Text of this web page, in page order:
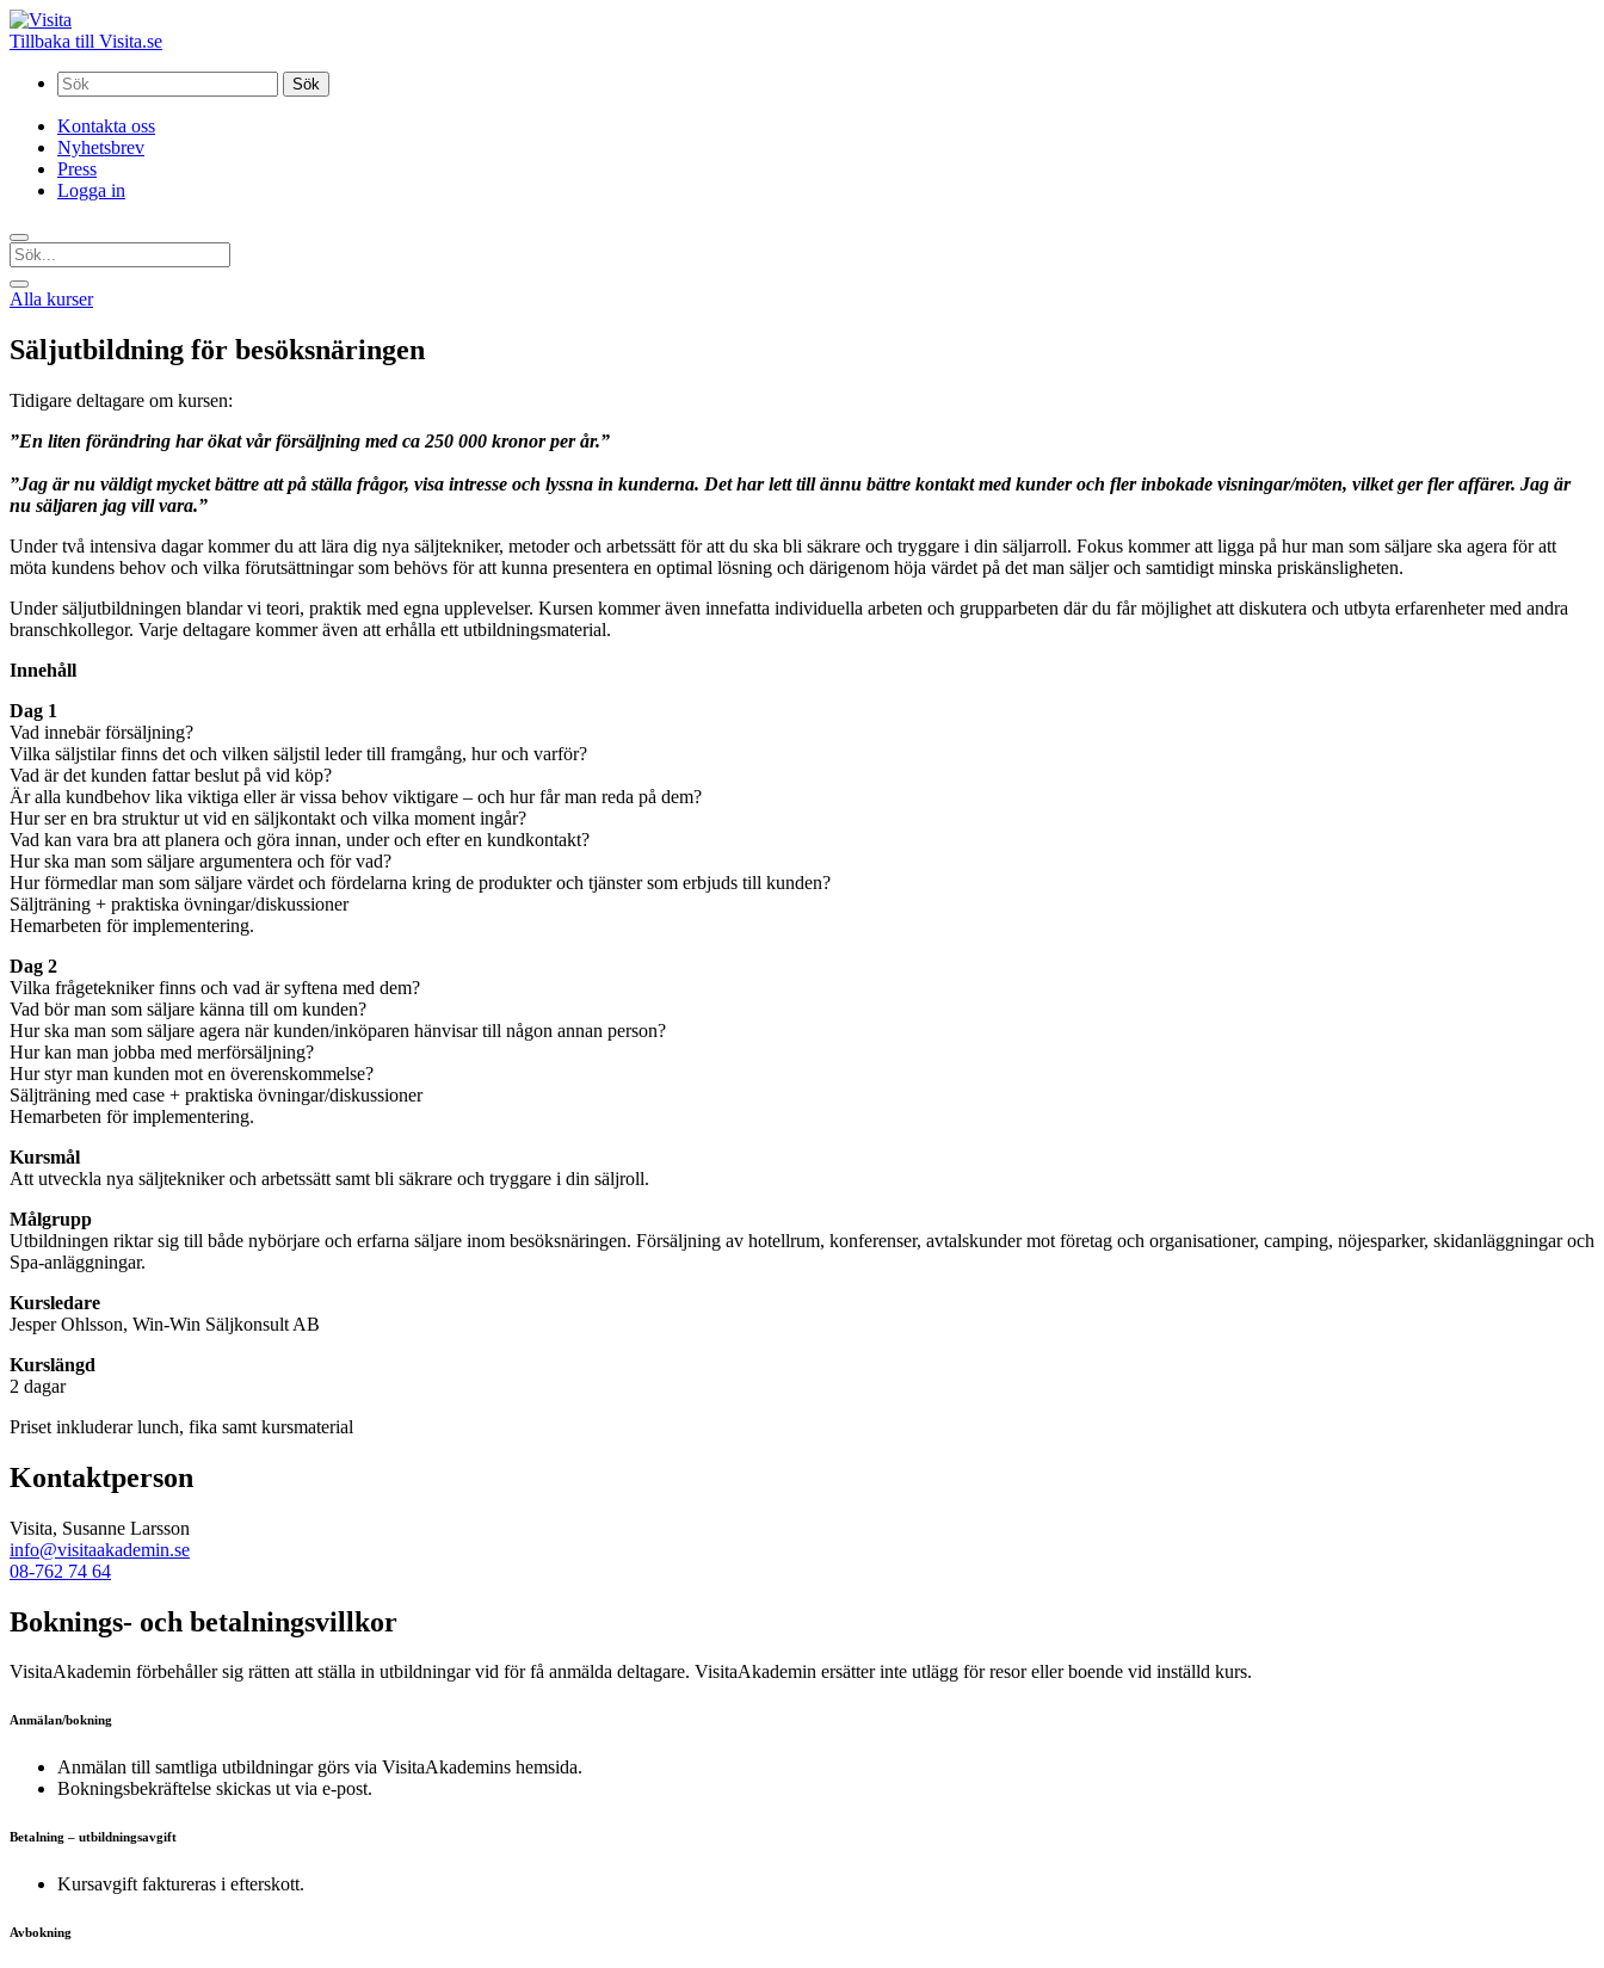
Tillbaka till Visita.se
Sök
efter:
Kontakta oss
Nyhetsbrev
Press
Logga in
Alla kurser
Säljutbildning för besöksnäringen
Tidigare deltagare om kursen:
”En liten förändring har ökat vår försäljning med ca 250 000 kronor per år.”
”Jag är nu väldigt mycket bättre att på ställa frågor, visa intresse och lyssna in kunderna. Det har lett till ännu bättre kontakt med kunder och fler inbokade visningar/möten, vilket ger fler affärer. Jag är
nu säljaren jag vill vara.”
Under två intensiva dagar kommer du att lära dig nya säljtekniker, metoder och arbetssätt för att du ska bli säkrare och tryggare i din säljarroll. Fokus kommer att ligga på hur man som säljare ska agera för att
möta kundens behov och vilka förutsättningar som behövs för att kunna presentera en optimal lösning och därigenom höja värdet på det man säljer och samtidigt minska priskänsligheten.
Under säljutbildningen blandar vi teori, praktik med egna upplevelser. Kursen kommer även innefatta individuella arbeten och grupparbeten där du får möjlighet att diskutera och utbyta erfarenheter med andra
branschkollegor. Varje deltagare kommer även att erhålla ett utbildningsmaterial.
Innehåll
Dag 1
Vad innebär försäljning?
Vilka säljstilar finns det och vilken säljstil leder till framgång, hur och varför?
Vad är det kunden fattar beslut på vid köp?
Är alla kundbehov lika viktiga eller är vissa behov viktigare – och hur får man reda på dem?
Hur ser en bra struktur ut vid en säljkontakt och vilka moment ingår?
Vad kan vara bra att planera och göra innan, under och efter en kundkontakt?
Hur ska man som säljare argumentera och för vad?
Hur förmedlar man som säljare värdet och fördelarna kring de produkter och tjänster som erbjuds till kunden?
Säljträning + praktiska övningar/diskussioner
Hemarbeten för implementering.
Dag 2
Vilka frågetekniker finns och vad är syftena med dem?
Vad bör man som säljare känna till om kunden?
Hur ska man som säljare agera när kunden/inköparen hänvisar till någon annan person?
Hur kan man jobba med merförsäljning?
Hur styr man kunden mot en överenskommelse?
Säljträning med case + praktiska övningar/diskussioner
Hemarbeten för implementering.
Kursmål
Att utveckla nya säljtekniker och arbetssätt samt bli säkrare och tryggare i din säljroll.
Målgrupp
Utbildningen riktar sig till både nybörjare och erfarna säljare inom besöksnäringen. Försäljning av hotellrum, konferenser, avtalskunder mot företag och organisationer, camping, nöjesparker, skidanläggningar och
Spa-anläggningar.
Kursledare
Jesper Ohlsson, Win-Win Säljkonsult AB
Kurslängd
2 dagar
Priset inkluderar lunch, fika samt kursmaterial
Kontaktperson
Visita, Susanne Larsson
info@visitaakademin.se
08-762 74 64
Boknings- och betalningsvillkor
VisitaAkademin förbehåller sig rätten att ställa in utbildningar vid för få anmälda deltagare. VisitaAkademin ersätter inte utlägg för resor eller boende vid inställd kurs.
Anmälan/bokning
Anmälan till samtliga utbildningar görs via VisitaAkademins hemsida.
Bokningsbekräftelse skickas ut via e-post.
Betalning – utbildningsavgift
Kursavgift faktureras i efterskott.
Avbokning